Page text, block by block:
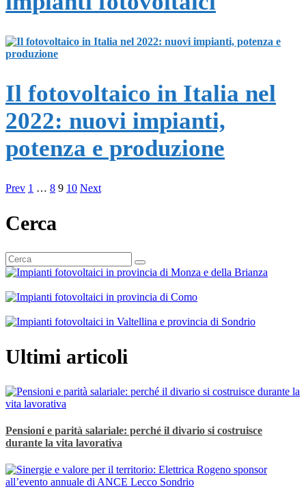
Il fotovoltaico in Italia nel
2022: nuovi impianti,
potenza e produzione
Prev 1 … 8 9 10 Next
Cerca
Ultimi articoli
Pensioni e parità salariale: perché il divario si costruisce
durante la vita lavorativa